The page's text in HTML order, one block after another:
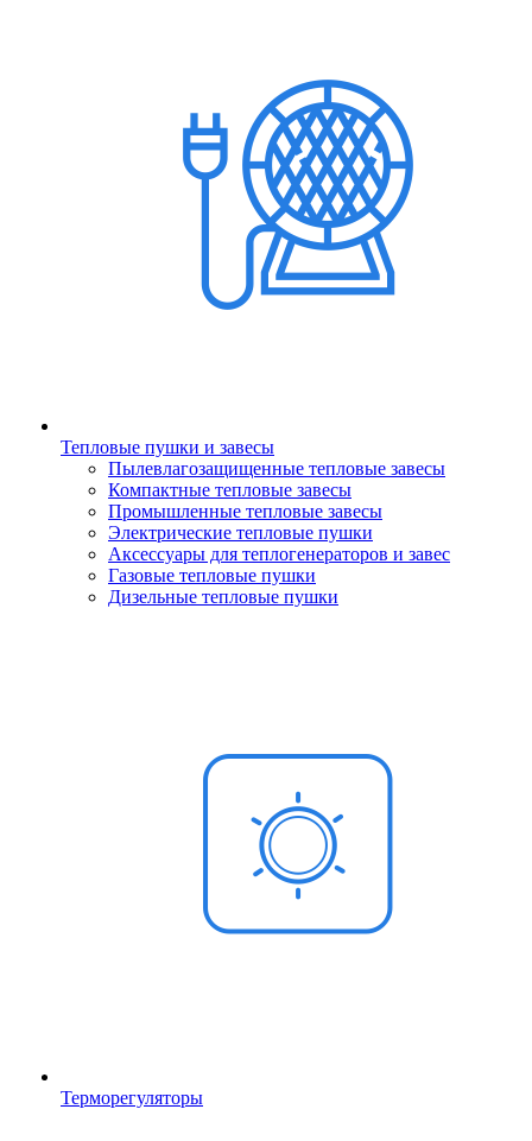
Тепловые пушки и завесы
Пылевлагозащищенные тепловые завесы
Компактные тепловые завесы
Промышленные тепловые завесы
Электрические тепловые пушки
Аксессуары для теплогенераторов и завес
Газовые тепловые пушки
Дизельные тепловые пушки
Терморегуляторы